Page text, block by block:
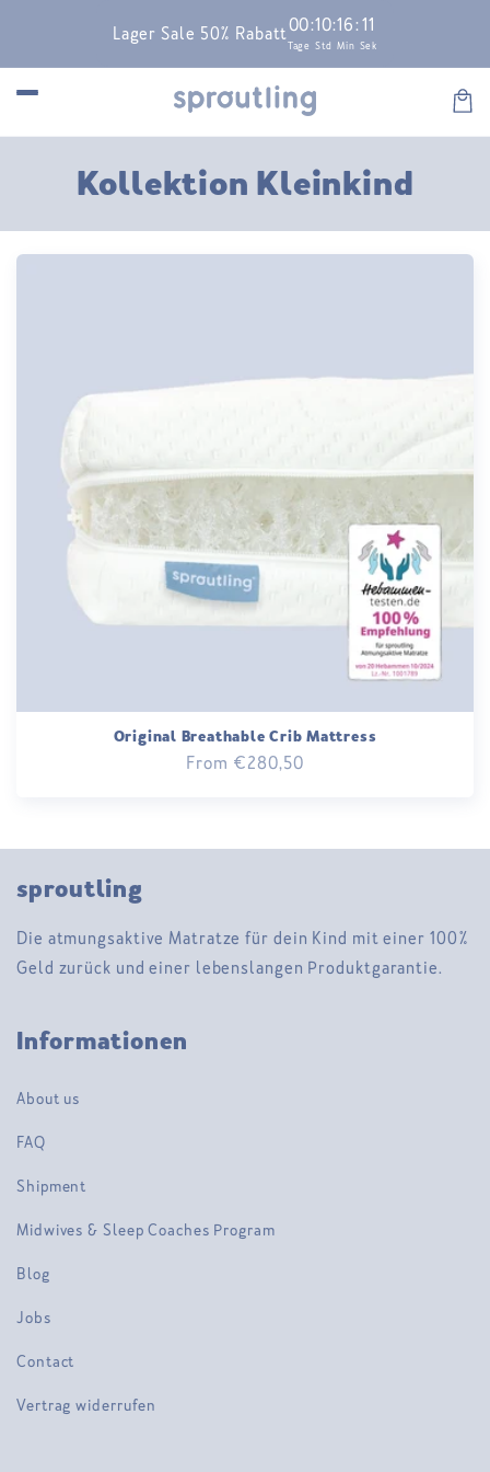
Lager Sale 50% Rabatt00
Tage
:10
Std
:16
Min
: 11
Sek
C
o
l
t
i
o
n
Kollektion Kleinkind
Original Breathable Crib Mattress
Regular
From €280,50
sproutling
Die atmungsaktive Matratze für dein Kind mit einer 100%
Geld zurück und einer lebenslangen Produktgarantie.
Informationen
About us
FAQ
Shipment
Midwives & Sleep Coaches Program
Blog
Jobs
Contact
Vertrag widerrufen